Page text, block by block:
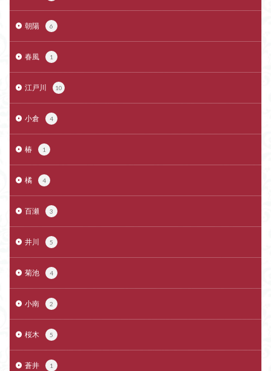
朝陽 6
春風 1
江戸川 10
小倉 4
椿 1
橘 4
百瀬 3
井川 5
菊池 4
小南 2
桜木 5
蒼井 1